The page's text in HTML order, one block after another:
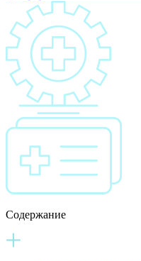
Содержание